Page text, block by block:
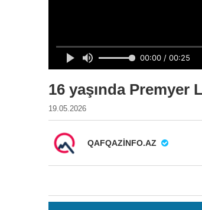
16 yaşında Premyer
19.05.2026
QAFQAZINFO.AZ